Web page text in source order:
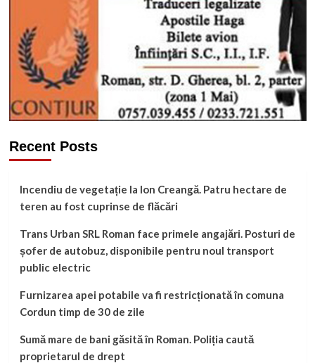
Recent Posts
Incendiu de vegetație la Ion Creangă. Patru hectare de
teren au fost cuprinse de flăcări
Trans Urban SRL Roman face primele angajări. Posturi de
șofer de autobuz, disponibile pentru noul transport
public electric
Furnizarea apei potabile va fi restricționată în comuna
Cordun timp de 30 de zile
Sumă mare de bani găsită în Roman. Poliția caută
proprietarul de drept